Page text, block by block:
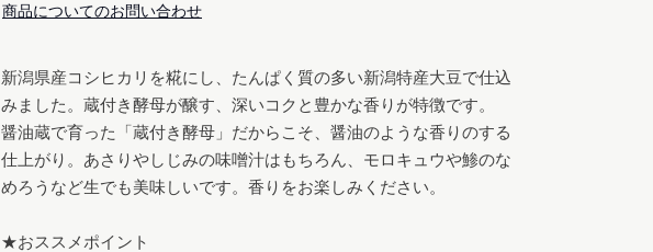
商品についてのお問い合わせ
新潟県産コシヒカリを糀にし、たんぱく質の多い新潟特産大豆で仕込
みました。蔵付き酵母が醸す、深いコクと豊かな香りが特徴です。
醤油蔵で育った「蔵付き酵母」だからこそ、醤油のような香りのする
仕上がり。あさりやしじみの味噌汁はもちろん、モロキュウや鯵のな
めろうなど生でも美味しいです。香りをお楽しみください。
★おススメポイント